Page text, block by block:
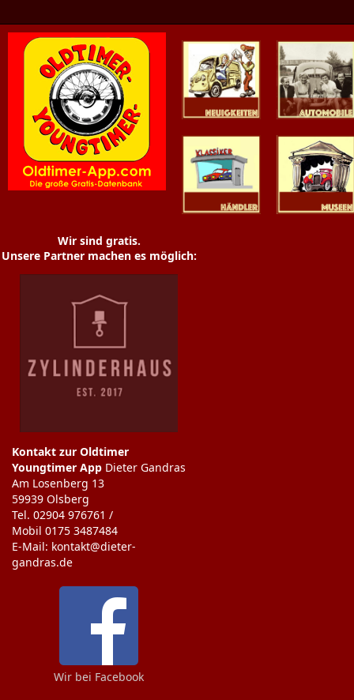
Youngtimer
Wir sind gratis.
Unsere Partner machen es möglich:
Kontakt zur Oldtimer
Youngtimer App Dieter Gandras
Am Losenberg 13
59939 Olsberg
Tel. 02904 976761 /
Mobil 0175 3487484
E-Mail: kontakt@dieter-
gandras.de
Wir bei Facebook